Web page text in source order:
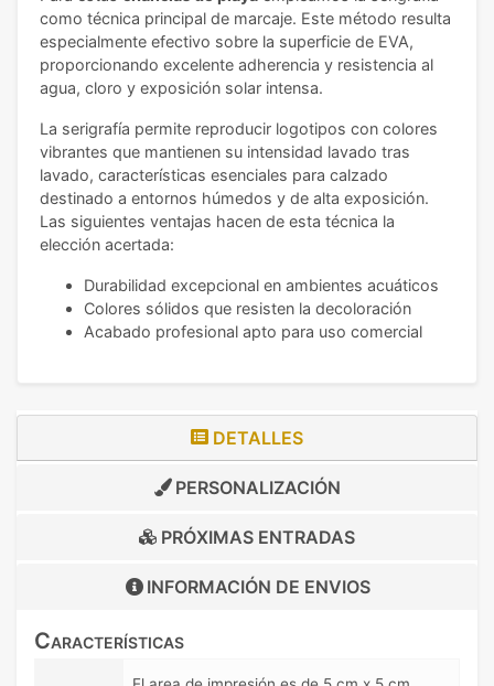
como técnica principal de marcaje. Este método resulta
especialmente efectivo sobre la superficie de EVA,
proporcionando excelente adherencia y resistencia al
agua, cloro y exposición solar intensa.
La serigrafía permite reproducir logotipos con colores
vibrantes que mantienen su intensidad lavado tras
lavado, características esenciales para calzado
destinado a entornos húmedos y de alta exposición.
Las siguientes ventajas hacen de esta técnica la
elección acertada:
Durabilidad excepcional en ambientes acuáticos
Colores sólidos que resisten la decoloración
Acabado profesional apto para uso comercial
DETALLES
PERSONALIZACIÓN
PRÓXIMAS ENTRADAS
INFORMACIÓN DE ENVIOS
Características